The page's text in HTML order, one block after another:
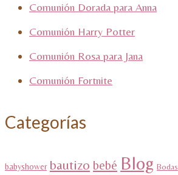
Comunión Dorada para Anna
Comunión Harry Potter
Comunión Rosa para Jana
Comunión Fortnite
Categorías
babyshower bautizo bebé Blog Bodas